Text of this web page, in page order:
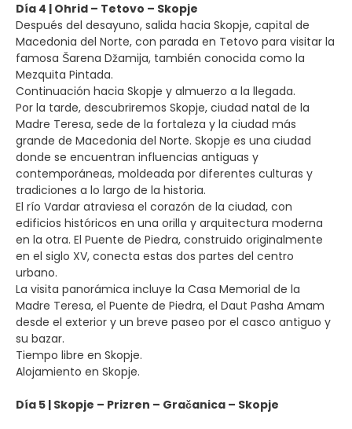
Día 4 | Ohrid – Tetovo – Skopje
Después del desayuno, salida hacia Skopje, capital de
Macedonia del Norte, con parada en Tetovo para visitar la
famosa Šarena Džamija, también conocida como la
Mezquita Pintada.
Continuación hacia Skopje y almuerzo a la llegada.
Por la tarde, descubriremos Skopje, ciudad natal de la
Madre Teresa, sede de la fortaleza y la ciudad más
grande de Macedonia del Norte. Skopje es una ciudad
donde se encuentran influencias antiguas y
contemporáneas, moldeada por diferentes culturas y
tradiciones a lo largo de la historia.
El río Vardar atraviesa el corazón de la ciudad, con
edificios históricos en una orilla y arquitectura moderna
en la otra. El Puente de Piedra, construido originalmente
en el siglo XV, conecta estas dos partes del centro
urbano.
La visita panorámica incluye la Casa Memorial de la
Madre Teresa, el Puente de Piedra, el Daut Pasha Amam
desde el exterior y un breve paseo por el casco antiguo y
su bazar.
Tiempo libre en Skopje.
Alojamiento en Skopje.
Día 5 | Skopje – Prizren – Gračanica – Skopje